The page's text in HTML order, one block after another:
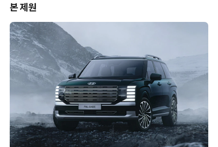
본 제원